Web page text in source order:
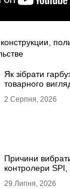
конструкции
Як зібрати
товарного
2 Серпня, 2026
Причини вибрати
контролери
29 Липня, 2026